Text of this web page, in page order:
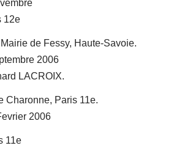
12e
de Fessy, Haute-Savoie.
2006
LACROIX.
Charonne, Paris 11e.
2006
11e